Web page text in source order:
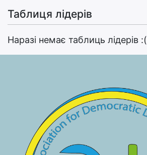
Таблиця лідерів
Наразі немає таблиць лідерів :(